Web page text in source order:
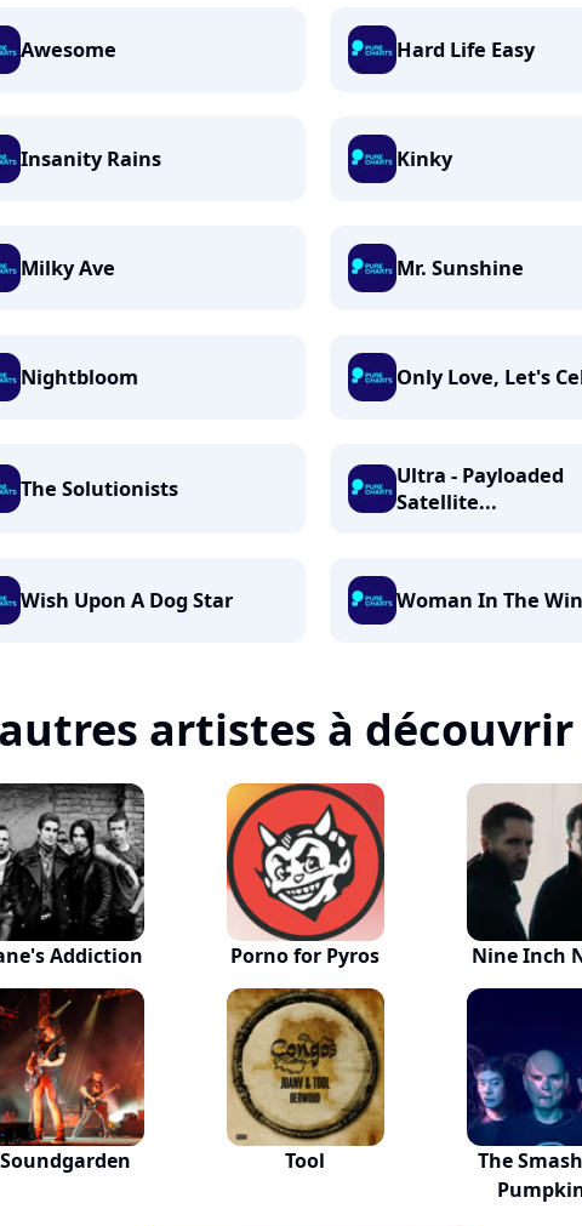
Awesome Hard Life Easy
Insanity Rains Kinky
Milky Ave Mr. Sunshine
Nightbloom Only Love, Let's
The Solutionists
Ultra - Payloaded
Satellite...
Wish Upon A Dog Star Woman In The
artistes à découvrir
Addiction Porno for Pyros Nine Inch
Soundgarden Tool
The